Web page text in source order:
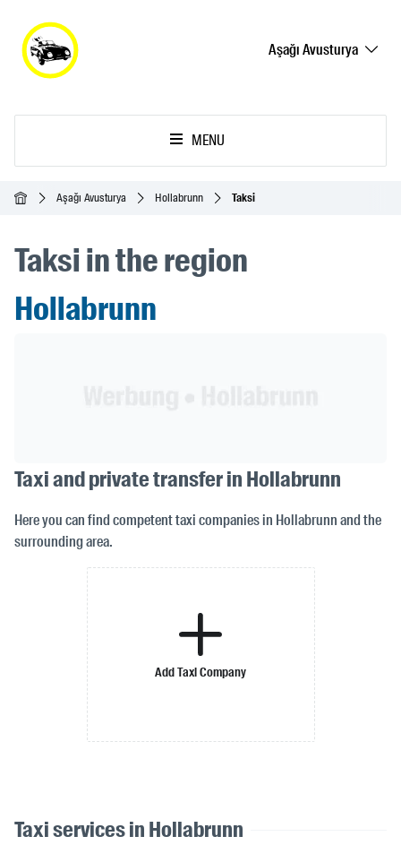
Aşağı Avusturya
MENU
Ana SayfaAşağı Avusturya Hollabrunn Taksi
Taksi in the region
Hollabrunn
Taxi and private transfer in Hollabrunn
Here you can find competent taxi companies in Hollabrunn and the
surrounding area.
Add Taxi Company
Taxi services in Hollabrunn